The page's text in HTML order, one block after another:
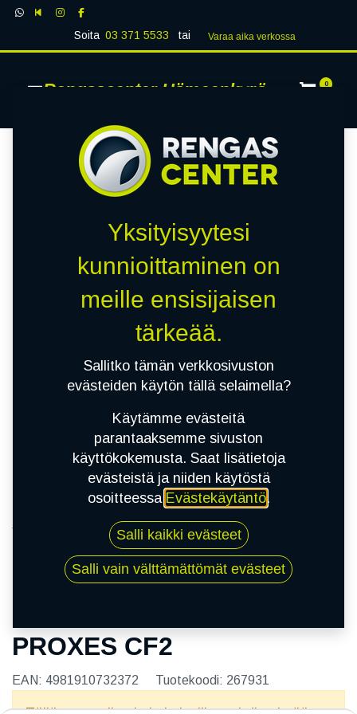
Soita 03 371 5533 tai Varaa aika verk​​​​ossa
Rengascenter Hämeenkyrö 0
205/55R16 91H TOYO PROXES CF2
PROXES CF2
EAN: 4981910732372 Tuotekoodi: 267931
Yksityisyytesi
kunnioittaminen on
meille ensisijaisen
tärkeää.
Sallitko tämän verkkosivuston
evästeiden käytön tällä selaimella?
Käytämme evästeitä
parantaaksemme sivuston
käyttökokemusta. Saat lisätietoja
evästeistä ja niiden käytöstä
osoitteessa Evästekäytäntö.
Salli kaikki evästeet
Salli vain välttämättömät evästeet